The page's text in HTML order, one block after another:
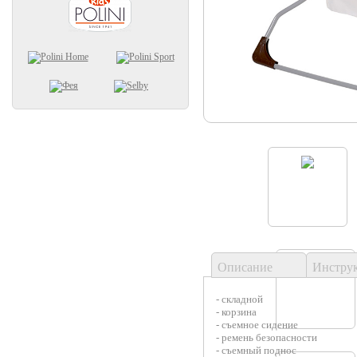
Описание
- складной
- корзина
- съемное сидение
- ремень безопасности
- съемный поднос